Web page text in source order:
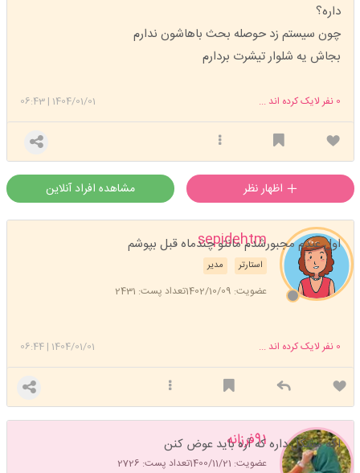
داره؟
چون سیستم زد حوصله بحث باهاشون ندارم
بجاش یه شلوار تیشرت بردارم
1404/01/01
|
06:43 0 نفر لایک کرده اند ...
مشاهده افراد آنلاین
sepidehtm
مدیر استارتر
عضویت: 1402/10/09 تعداد پست: 2431
اول عیدم مجبورشدم مانتو چندماه قبل بپوشم
1404/01/01
|
06:44 0 نفر لایک کرده اند ...
91فرزانه
عضویت: 1400/11/21 تعداد پست: 2726
اگه مشکل داره که آره باید عوض کنن